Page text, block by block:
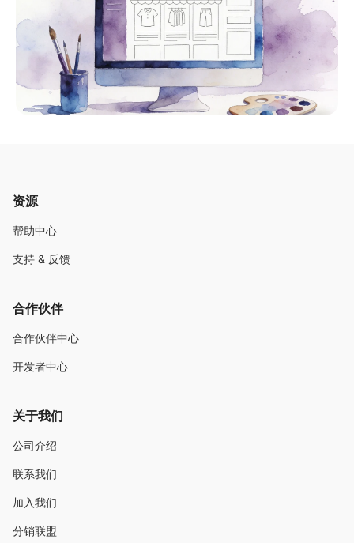
资源
帮助中心
支持 & 反馈
合作伙伴
合作伙伴中心
开发者中心
关于我们
公司介绍
联系我们
加入我们
分销联盟